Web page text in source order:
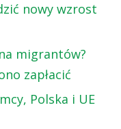
nowy wzrost
migrantów?
zapłacić
Polska i UE